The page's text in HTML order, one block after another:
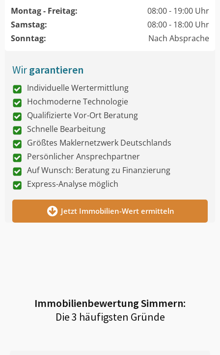
Montag - Freitag:
08:00 - 19:00 Uhr
Samstag:
08:00 - 18:00 Uhr
Sonntag:
Nach Absprache
Wirgarantieren
Individuelle Wertermittlung
Hochmoderne Technologie
Qualifizierte Vor-Ort Beratung
Schnelle Bearbeitung
Größtes Maklernetzwerk Deutschlands
Persönlicher Ansprechpartner
Auf Wunsch: Beratung zu Finanzierung
Express-Analyse möglich
Jetzt Immobilien-Wert ermitteln
ImmobilienbewertungSimmern:
Die 3 häufigsten Gründe